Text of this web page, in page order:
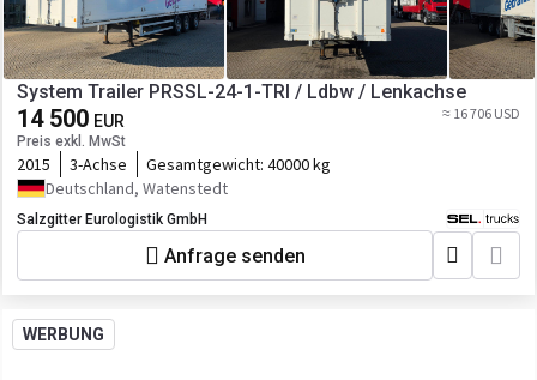
System Trailer PRSSL-24-1-TRI / Ldbw / Lenkachse
14 500 EUR
Preis exkl. MwSt
≈ 16 706 USD
2015 3-Achse Gesamtgewicht: 40000 kg
Deutschland, Watenstedt
Salzgitter Eurologistik GmbH
Anfrage senden
WERBUNG